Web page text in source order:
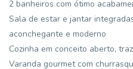
2 banheiros com ótimo
Sala de estar e jantar
aconchegante e moderno
Cozinha em conceito aberto,
Varanda gourmet com